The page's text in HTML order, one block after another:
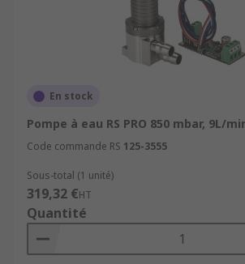
En stock
Pompe à eau RS PRO 850 mbar, 9L/
Code commande RS 125-3555
Sous-total (1 unité)
319,32 €HT
Quantité